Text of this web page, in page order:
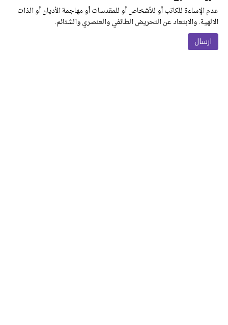
عدم الإساءة للكاتب أو للأشخاص أو للمقدسات أو مهاجمة الأديان أو الذات
الالهية. والابتعاد عن التحريض الطائفي والعنصري والشتائم.